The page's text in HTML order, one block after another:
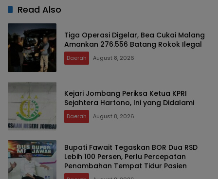
Read Also
Tiga Operasi Digelar, Bea Cukai Malang
Amankan 276.556 Batang Rokok Ilegal
Daerah August 8, 2026
Kejari Jombang Periksa Ketua KPRI
Sejahtera Hartono, Ini yang Didalami
Daerah August 8, 2026
Bupati Fawait Tegaskan BOR Dua RSD
Lebih 100 Persen, Perlu Percepatan
Penambahan Tempat Tidur Pasien